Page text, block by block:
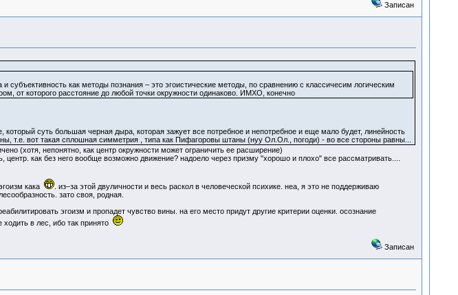
Записан
и субъективность как методы познания – это эгоистические методы, по сравнению с классичесим логическим
от которого расстояние до любой точки окружности одинаково. ИМХО, конечно
суть большая черная дыра, которая зажует все потребное и непотребное и еще мало будет, линейность
т.е. вот такая сплошная симметрия , типа как Пифагоровы штаны (нуу Ол.Ол., погоди) - во все стороны равны...
(хотя, непонятно, как центр окружности может ограничить ее расширение)
как без него вообще возможно движение? надоело через призму "хорошо и плохо" все рассматривать....
кака
. из–за этой двуличности и весь раскол в человеческой психике. неа, я это не поддерживаю
зато своя, родная.
эгоизм и пропадет чувство вины. на его место придут другие критерии оценки. осознание
в лес, ибо так принято
Записан